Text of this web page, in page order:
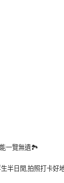
一覽無遺🏞